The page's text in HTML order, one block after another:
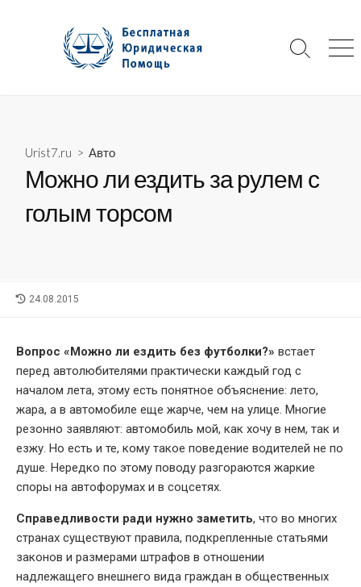
Search
Urist7.ru > Авто
Можно ли ездить за рулем с
голым торсом
LAST
24.08.2015
Вопрос «Можно ли ездить без футболки?» встает
перед автолюбителями практически каждый год с
началом лета, этому есть понятное объяснение: лето,
жара, а в автомобиле еще жарче, чем на улице. Многие
резонно заявляют: автомобиль мой, как хочу в нем, так и
езжу. Но есть и те, кому такое поведение водителей не по
душе. Нередко по этому поводу разгораются жаркие
споры на автофорумах и в соцсетях.
Справедливости ради нужно заметить, что во многих
странах существуют правила, подкрепленные статьями
законов и размерами штрафов в отношении
надлежащего внешнего вида граждан в общественных